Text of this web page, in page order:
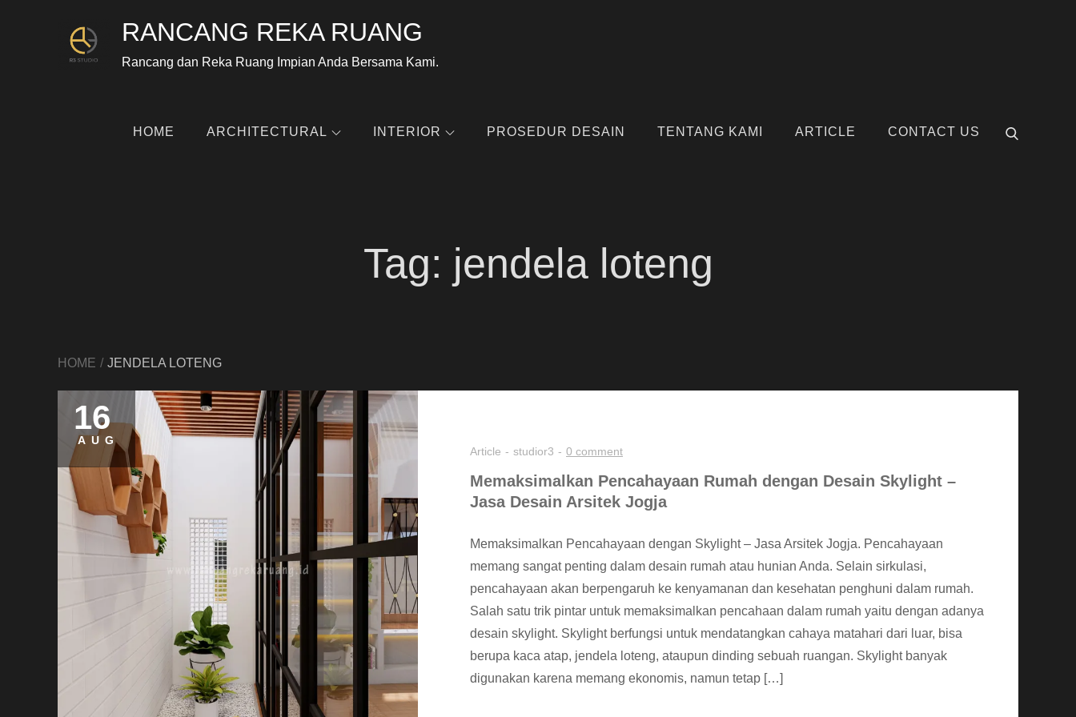
RANCANG REKA RUANG
Rancang dan Reka Ruang Impian Anda Bersama Kami.
HOME ARCHITECTURAL INTERIOR PROSEDUR DESAIN TENTANG KAMI ARTICLE CONTACT US
Tag: jendela loteng
HOME JENDELA LOTENG
16
AUG
Article
studior3 0 comment
Memaksimalkan Pencahayaan Rumah dengan Desain Skylight –
Jasa Desain Arsitek Jogja
Memaksimalkan Pencahayaan dengan Skylight – Jasa Arsitek Jogja. Pencahayaan
memang sangat penting dalam desain rumah atau hunian Anda. Selain sirkulasi,
pencahayaan akan berpengaruh ke kenyamanan dan kesehatan penghuni dalam rumah.
Salah satu trik pintar untuk memaksimalkan pencahaan dalam rumah yaitu dengan adanya
desain skylight. Skylight berfungsi untuk mendatangkan cahaya matahari dari luar, bisa
berupa kaca atap, jendela loteng, ataupun dinding sebuah ruangan. Skylight banyak
digunakan karena memang ekonomis, namun tetap […]